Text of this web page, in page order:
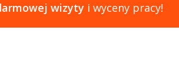
wizyty i wyceny pracy!